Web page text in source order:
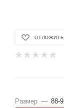
ОТЛОЖИТЬ
Размер — 88-